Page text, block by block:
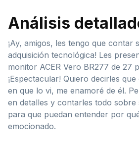
Análisis
¡Ay, amigos, les tengo que contar
adquisición tecnológica! Les
monitor ACER Vero BR277 de 27
¡Espectacular! Quiero decirles
en que lo vi, me enamoré de él.
en detalles y contarles todo sobre
para que puedan entender por
emocionado.